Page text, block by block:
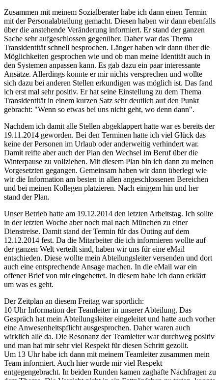
Zusammen mit meinem Sozialberater habe ich dann einen Termin
mit der Personalabteilung gemacht. Diesen haben wir dann ebenfalls
über die anstehende Veränderung informiert. Er stand der ganzen
Sache sehr aufgeschlossen gegenüber. Daher war das Thema
Transidentität schnell besprochen. Länger haben wir dann über die
Möglichkeiten gesprochen wie und ob man meine Identität auch in
den Systemen anpassen kann. Es gab dazu ein paar interessante
Ansätze. Allerdings konnte er mir nichts versprechen und wollte
sich dazu bei anderen Stellen erkundigen was möglich ist. Das fand
ich erst mal sehr positiv. Er hat seine Einstellung zu dem Thema
Transidentität in einem kurzen Satz sehr deutlich auf den Punkt
gebracht: "Wenn so etwas bei uns nicht geht, wo denn dann".
Nachdem ich damit alle Stellen abgeklappert hatte war es bereits der
19.11.2014 geworden. Bei den Terminen hatte ich viel Glück das
keine der Personen im Urlaub oder anderweitig verhindert war.
Damit reifte aber auch der Plan den Wechsel im Beruf über die
Winterpause zu vollziehen. Mit diesem Plan bin ich dann zu meinen
Vorgesetzten gegangen. Gemeinsam haben wir dann überlegt wie
wir die Information am besten in allen angeschlossenen Bereichen
und bei meinen Kollegen platzieren. Nach einigem hin und her
stand der Plan.
Unser Betrieb hatte am 19.12.2014 den letzten Arbeitstag. Ich sollte
in der letzten Woche aber noch mal nach München zu einer
Dienstreise. Damit stand der Termin für das Outing auf dem
12.12.2014 fest. Da die Mitarbeiter die ich informieren wollte auf
der ganzen Welt verteilt sind, haben wir uns für eine eMail
entschieden. Diese wollte mein Abteilungsleiter versenden und dort
auch eine entsprechende Ansage machen. In die eMail war ein
offener Brief von mir eingebettet. In diesem habe ich dann erklärt
um was es geht.
Der Zeitplan an diesem Freitag war sportlich:
10 Uhr Information der Teamleiter in unserer Abteilung. Das
Gespräch hat mein Abteilungsleiter eingeleitet und hatte auch vorher
eine Anwesenheitspflicht ausgesprochen. Daher waren auch
wirklich alle da. Die Resonanz der Teamleiter war durchweg positiv
und man hat mir sehr viel Respekt für diesen Schritt gezollt.
Um 13 Uhr habe ich dann mit meinem Teamleiter zusammen mein
Team informiert. Auch hier wurde mir viel Respekt
entgegengebracht. In beiden Runden kamen zaghafte Nachfragen zu